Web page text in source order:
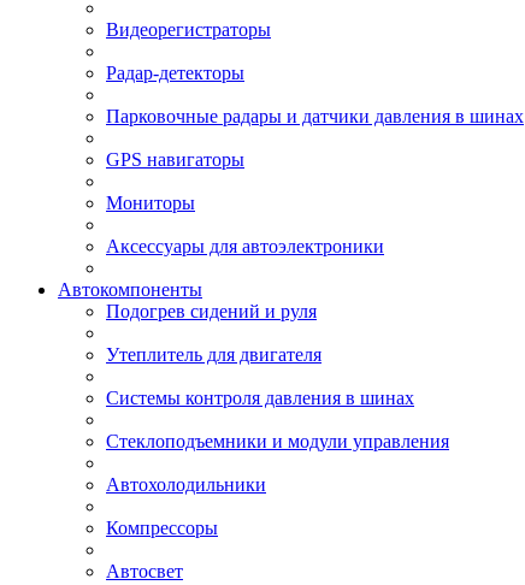
Видеорегистраторы
Радар-детекторы
Парковочные радары и датчики давления в шинах
GPS навигаторы
Мониторы
Аксессуары для автоэлектроники
Автокомпоненты
Подогрев сидений и руля
Утеплитель для двигателя
Системы контроля давления в шинах
Стеклоподъемники и модули управления
Автохолодильники
Компрессоры
Автосвет